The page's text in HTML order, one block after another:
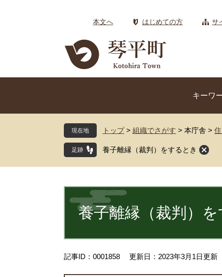
本文へ はじめての方 サ
キーワ
現在地 トップ > 組織でさがす > 本庁舎 >
養子離縁（裁判）をするとき
文
養子離縁（裁判）を
記事ID：0001858 更新日：2023年3月1日更新